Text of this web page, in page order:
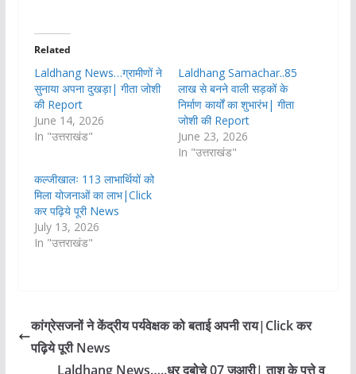
Related
Laldhang News…ग्रामीणों ने
सुनाया अपना दुखड़ा| गीता जोशी
की Report
June 14, 2026
In "उत्तराखंड"
Laldhang Samachar..85
लाख से बनने वाली सड़कों के
निर्माण कार्यों का शुभारंभ| गीता
जोशी की Report
June 23, 2026
In "उत्तराखंड"
कल्जीखालः 113 लाभार्थियों को
मिला योजनाओं का लाभ|Click
कर पढ़िये पूरी News
July 13, 2026
In "उत्तराखंड"
कांग्रेसजनों ने केंद्रीय पर्यवेक्षक को बताई अपनी राय|Click कर
पढ़िये पूरी News
Laldhang News…..धर दबोचे 07 जुआरी| ताश के पत्ते व